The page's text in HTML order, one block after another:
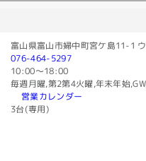
富山県富山市婦中町宮ケ島11-1
076-464-5297
10:00〜18:00
毎週月曜,第2第4火曜,年末年始
営業カレンダー
3台(専用)